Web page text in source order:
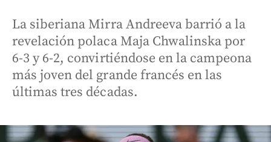
La siberiana Mirra Andreeva barrió a la
revelación polaca Maja Chwalinska por
6-3 y 6-2, convirtiéndose en la campeona
más joven del grande francés en las
últimas tres décadas.